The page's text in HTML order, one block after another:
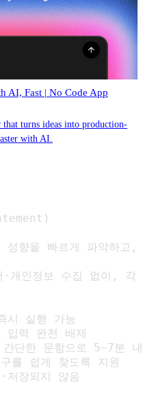
AI, Fast | No Code App
turns ideas into production-
with AI.
성향을 빠르게 파악하
·개인정보 수집 없이,
시 실행 가능
입력 완전 배제
단한 문항으로 5~7분
를 쉽게 찾도록 지원
저장되지 않음